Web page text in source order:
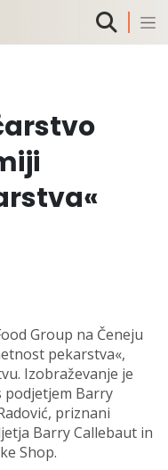
Group na Čeneju
pekarstva«,
Izobraževanje je
podjetjem Barry
priznani
Barry Callebaut in
Shop.